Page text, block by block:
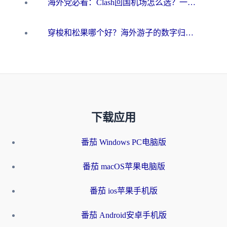
海外党必看：Clash回国机场怎么选？一篇搞定无缝访问国内资源的全攻略
穿梭和松果哪个好？海外游子的数字归乡路，到底该怎么选
下载应用
番茄 Windows PC电脑版
番茄 macOS苹果电脑版
番茄 ios苹果手机版
番茄 Android安卓手机版